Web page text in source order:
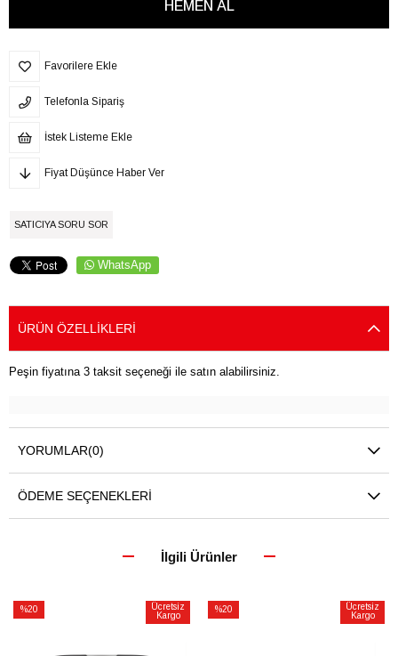
Favorilere Ekle
Telefonla Sipariş
İstek Listeme Ekle
Fiyat Düşünce Haber Ver
SATICIYA SORU SOR
WhatsApp
ÜRÜN ÖZELLIKLERI
Peşin fiyatına 3 taksit seçeneği ile satın alabilirsiniz.
YORUMLAR(0)
ÖDEME SEÇENEKLERI
İlgili Ürünler
%20
Ücretsiz
Kargo
%20
Ücretsiz
Kargo